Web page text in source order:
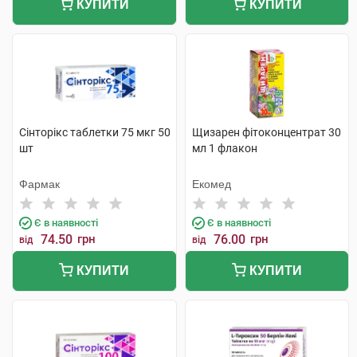
КУПИТИ КУПИТИ
Сінторікс таблетки 75 мкг 50
шт
Фармак
Є в наявності
від 74.50 грн
КУПИТИ
Щизарен фітоконцентрат 30
мл 1 флакон
Екомед
Є в наявності
від 76.00 грн
КУПИТИ